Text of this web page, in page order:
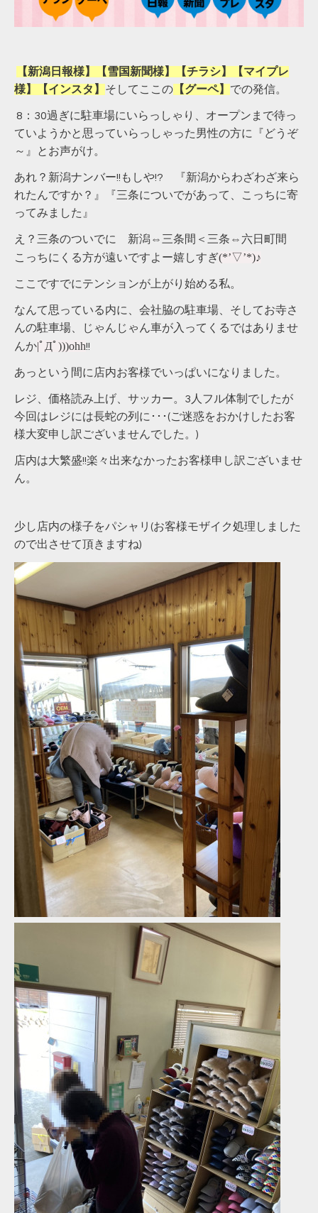
【新潟日報様】【雪国新聞様】【チラシ】【マイプレ
様】【インスタ】 そしてここの 【グーペ】 での発信。
8：30過ぎに駐車場にいらっしゃり、オープンまで待っ
ていようかと思っていらっしゃった男性の方に『どうぞ
～』とお声がけ。
あれ？新潟ナンバー!!もしや!? 『新潟からわざわざ来ら
れたんですか？』『三条についでがあって、こっちに寄
ってみました』
え？三条のついでに 新潟⇔三条間＜三条⇔六日町間
こっちにくる方が遠いですよー嬉しすぎ(*’▽’*)♪
ここですでにテンションが上がり始める私。
なんて思っている内に、会社脇の駐車場、そしてお寺さ
んの駐車場、じゃんじゃん車が入ってくるではありませ
んか|ﾟДﾟ)))ohh!!
あっという間に店内お客様でいっぱいになりました。
レジ、価格読み上げ、サッカー。3人フル体制でしたが
今回はレジには長蛇の列に･･･(ご迷惑をおかけしたお客
様大変申し訳ございませんでした。)
店内は大繁盛!!楽々出来なかったお客様申し訳ございませ
ん。
少し店内の様子をパシャリ(お客様モザイク処理しました
ので出させて頂きますね)